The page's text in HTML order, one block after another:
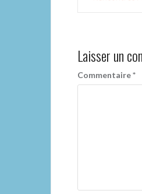
Laisser un
Commentaire*